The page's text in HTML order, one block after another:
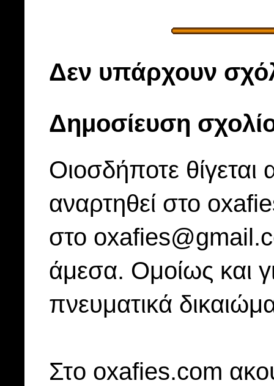
Δεν υπάρχουν
Δημοσίευση
Οιοσδήποτε
αναρτηθεί στο
στο
άμεσα. Ομοίως και
πνευματικά
Στo oxafies.com